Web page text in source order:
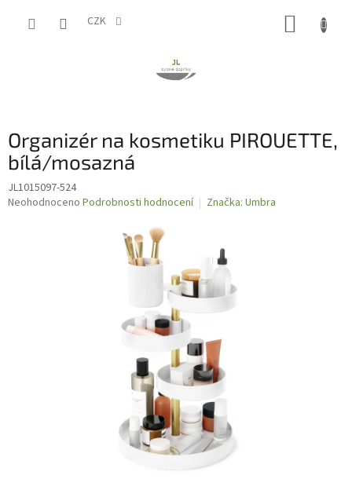
CZK
Organizér na kosmetiku PIROUETTE,
bílá/mosazná
JL1015097-524
Průměrné
Neohodnoceno Podrobnosti hodnocení Značka: Umbra